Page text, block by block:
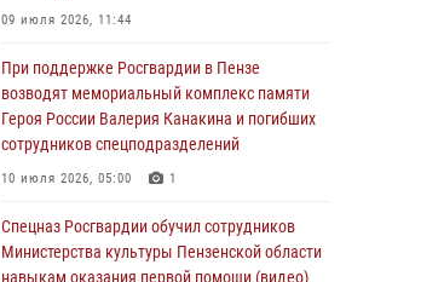
05 августа 2026, 04:00
В Пензе при силовой поддержке Росгвардии
пресечена деятельность ОПГ,
маскировавшейся под реабилитационный
центр (видео)
04 августа 2026, 07:05
В Управлении Росгвардии по Пензенской
области подвели итоги работы за первое
09 июля 2026, 11:44
При поддержке Росгвардии в Пензе
возводят мемориальный комплекс памяти
Героя России Валерия Канакина и погибших
сотрудников спецподразделений
10 июля 2026, 05:00 1
Спецназ Росгвардии обучил сотрудников
Министерства культуры Пензенской области
навыкам оказания первой помощи (видео)